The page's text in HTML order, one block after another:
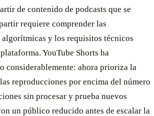
de contenido de podcasts que se
requiere comprender las
algorítmicas y los requisitos técnicos
YouTube Shorts ha
considerablemente: ahora prioriza la
reproducciones por encima del número
sin procesar y prueba nuevos
un público reducido antes de escalar la